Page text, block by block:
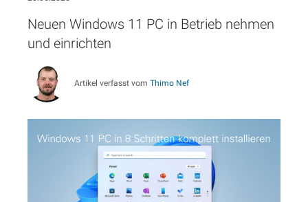
Neuen Windows 11 PC in Betrieb nehmen
und einrichten
Artikel verfasst vom Thimo Nef